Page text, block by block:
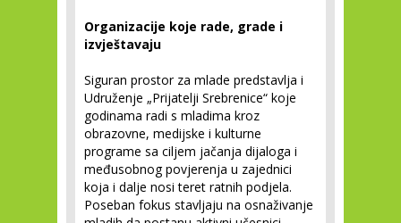
Organizacije koje rade, grade i
izvještavaju
Siguran prostor za mlade predstavlja i
Udruženje „Prijatelji Srebrenice“ koje
godinama radi s mladima kroz
obrazovne, medijske i kulturne
programe sa ciljem jačanja dijaloga i
međusobnog povjerenja u zajednici
koja i dalje nosi teret ratnih podjela.
Poseban fokus stavljaju na osnaživanje